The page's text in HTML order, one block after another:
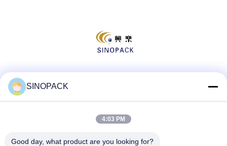
SINOPACK
4:03 PM
Good day, what product are you looking for?